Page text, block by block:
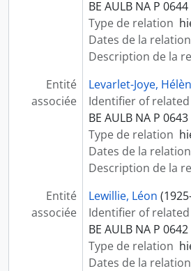
BE AULB NA P 0644
Type de relation
Dates de la relation
Description de la
Entité
associée
Levarlet-Joye,
Identifier of
BE AULB NA P 0643
Type de relation
Dates de la relation
Description de la
Entité
associée
Lewillie, Léon
Identifier of
BE AULB NA P 0642
Type de relation
Dates de la relation